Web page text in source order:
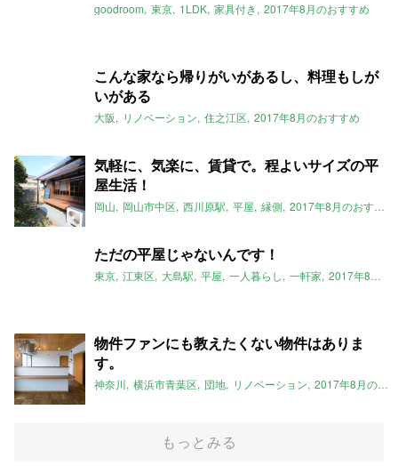
goodroom 東京 1LDK 家具付き 2017年8月のおすすめ
こんな家なら帰りがいがあるし、料理もしが
いがある
大阪 リノベーション 住之江区 2017年8月のおすすめ
気軽に、気楽に、賃貸で。程よいサイズの平
屋生活！
岡山 岡山市中区 西川原駅 平屋 縁側 2017年8月のおすすめ
ただの平屋じゃないんです！
東京 江東区 大島駅 平屋 一人暮らし 一軒家 2017年8月のおすすめ
物件ファンにも教えたくない物件はありま
す。
神奈川 横浜市青葉区 団地 リノベーション 2017年8月のおすすめ
もっとみる